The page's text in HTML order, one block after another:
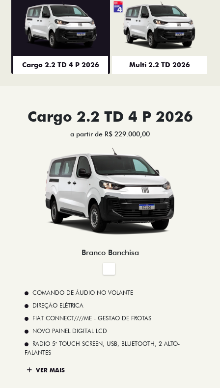
Cargo 2.2 TD 4 P 2026 Multi 2.2 TD 2026
Cargo 2.2 TD 4 P 2026
a partir de R$ 229.000,00
Branco Banchisa
COMANDO DE ÁUDIO NO VOLANTE
DIREÇÃO ELÉTRICA
FIAT CONNECT////ME - GESTAO DE FROTAS
NOVO PAINEL DIGITAL LCD
RADIO 5" TOUCH SCREEN, USB, BLUETOOTH, 2 ALTO-
FALANTES
VER MAIS